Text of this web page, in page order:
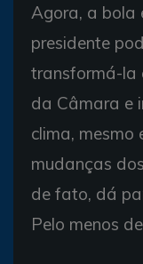
Agora, a bola
presidente
transformá-la
da Câmara e
clima, mesmo
mudanças
de fato, dá
Pelo menos